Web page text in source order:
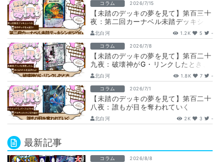
コラム 2026/7/15
【未踏のデッキの夢を見て】第百三十
夜：第二回カーナベル未踏デッキシン
ポジウム
北白河 1.2K 5 -
コラム 2026/7/8
【未踏のデッキの夢を見て】第百二十
九夜：破壊神がG・リンクしたとき、
北白河 1.8K 7 -
コラム 2026/7/1
【未踏のデッキの夢を見て】第百二十
八夜：誰もが目を奪われていく
北白河 2K 3 -
最新記事
コラム 2026/8/8